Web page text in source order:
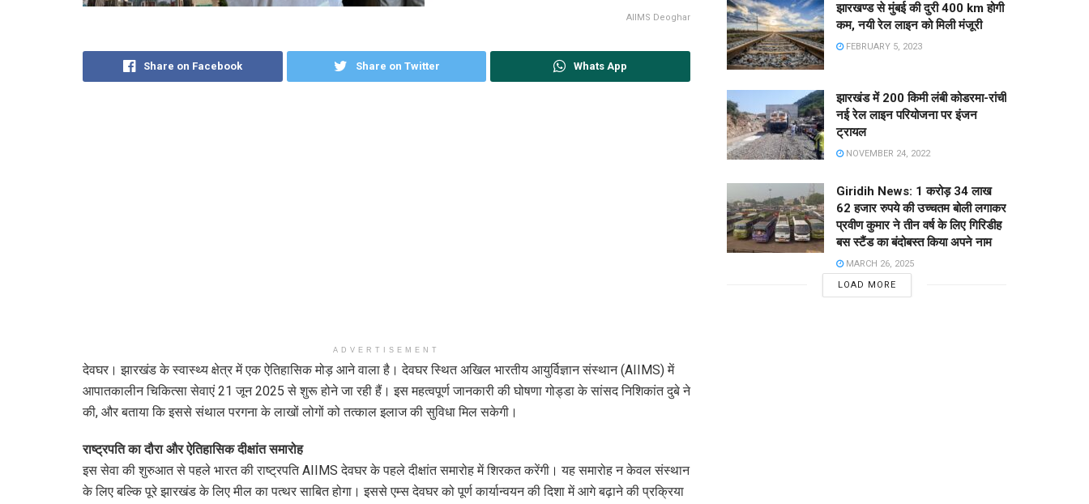
AIIMS Deoghar
Share on Facebook Share on Twitter Whats App
ADVERTISEMENT
देवघर। झारखंड के स्वास्थ्य क्षेत्र में एक ऐतिहासिक मोड़ आने वाला है। देवघर स्थित अखिल भारतीय आयुर्विज्ञान संस्थान (AIIMS) में
आपातकालीन चिकित्सा सेवाएं 21 जून 2025 से शुरू होने जा रही हैं। इस महत्वपूर्ण जानकारी की घोषणा गोड्डा के सांसद निशिकांत दुबे ने
की, और बताया कि इससे संथाल परगना के लाखों लोगों को तत्काल इलाज की सुविधा मिल सकेगी।
राष्ट्रपति का दौरा और ऐतिहासिक दीक्षांत समारोह
इस सेवा की शुरुआत से पहले भारत की राष्ट्रपति AIIMS देवघर के पहले दीक्षांत समारोह में शिरकत करेंगी। यह समारोह न केवल संस्थान
के लिए बल्कि पूरे झारखंड के लिए मील का पत्थर साबित होगा। इससे एम्स देवघर को पूर्ण कार्यान्वयन की दिशा में आगे बढ़ाने की प्रक्रिया
झारखण्ड से मुंबई की दुरी 400 km होगी
कम, नयी रेल लाइन को मिली मंजूरी
FEBRUARY 5, 2023
झारखंड में 200 किमी लंबी कोडरमा-रांची
नई रेल लाइन परियोजना पर इंजन
ट्रायल
NOVEMBER 24, 2022
Giridih News: 1 करोड़ 34 लाख
62 हजार रुपये की उच्चतम बोली लगाकर
प्रवीण कुमार ने तीन वर्ष के लिए गिरिडीह
बस स्टैंड का बंदोबस्त किया अपने नाम
MARCH 26, 2025
LOAD MORE